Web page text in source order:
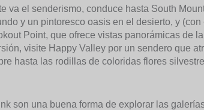
va el senderismo, conduce hasta South
y un pintoresco oasis en el desierto, y (con
Point, que ofrece vistas panorámicas de
visite Happy Valley por un sendero que
hasta las rodillas de coloridas flores
son una buena forma de explorar las